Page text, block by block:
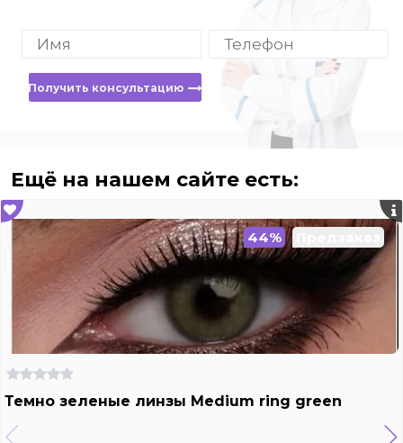
Получить консультацию
Ещё на нашем сайте есть:
44%
Темно зеленые линзы Medium ring green